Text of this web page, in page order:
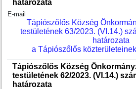
határozata
E-mail
Tápiószőlős Község
testületének 63/2023. (VI.14.)
határozata
a Tápiószőlős
Tápiószőlős Község
testületének 62/2023. (VI.14.)
határozata